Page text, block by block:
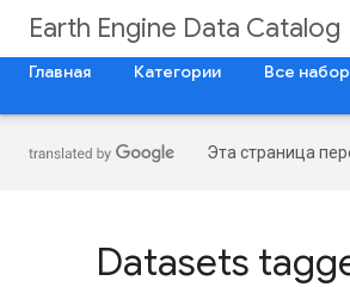
Earth Engine Data Catalog
Главная
Категории Все
Эта страница
Datasets